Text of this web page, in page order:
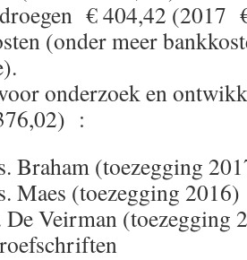
€ 404,42 (2017
(onder meer
onderzoek en
:
Braham (toezegging
Maes
De Veirman